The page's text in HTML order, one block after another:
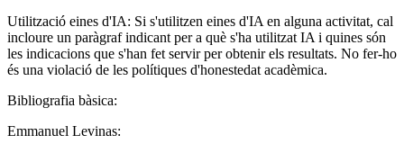
Utilització eines d'IA: Si s'utilitzen eines d'IA en alguna activitat, cal
incloure un paràgraf indicant per a què s'ha utilitzat IA i quines són
les indicacions que s'han fet servir per obtenir els resultats. No fer-ho
és una violació de les polítiques d'honestedat acadèmica.
Bibliografia bàsica:
Emmanuel Levinas: